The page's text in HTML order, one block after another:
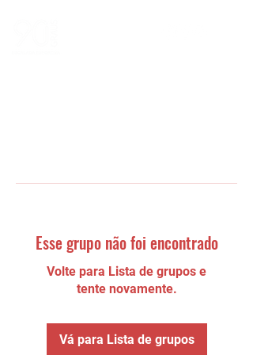
Esse grupo não foi encontrado
Volte para Lista de grupos e
tente novamente.
Vá para Lista de grupos